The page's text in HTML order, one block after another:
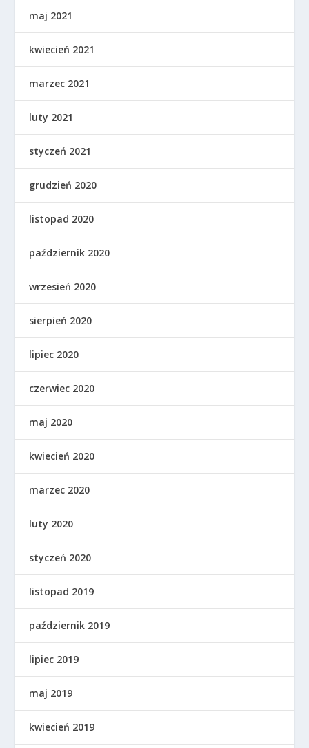
maj 2021
kwiecień 2021
marzec 2021
luty 2021
styczeń 2021
grudzień 2020
listopad 2020
październik 2020
wrzesień 2020
sierpień 2020
lipiec 2020
czerwiec 2020
maj 2020
kwiecień 2020
marzec 2020
luty 2020
styczeń 2020
listopad 2019
październik 2019
lipiec 2019
maj 2019
kwiecień 2019